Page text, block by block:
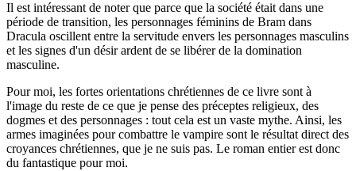
Il est intéressant de noter que parce que la société était dans une
période de transition, les personnages féminins de Bram dans
Dracula oscillent entre la servitude envers les personnages masculins
et les signes d'un désir ardent de se libérer de la domination
masculine.
Pour moi, les fortes orientations chrétiennes de ce livre sont à
l'image du reste de ce que je pense des préceptes religieux, des
dogmes et des personnages : tout cela est un vaste mythe. Ainsi, les
armes imaginées pour combattre le vampire sont le résultat direct des
croyances chrétiennes, que je ne suis pas. Le roman entier est donc
du fantastique pour moi.